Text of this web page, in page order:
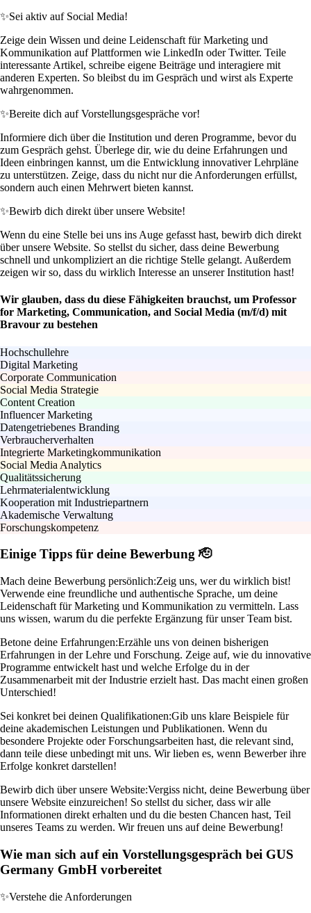
✨Sei aktiv auf Social Media!
Zeige dein Wissen und deine Leidenschaft für Marketing und
Kommunikation auf Plattformen wie LinkedIn oder Twitter. Teile
interessante Artikel, schreibe eigene Beiträge und interagiere mit
anderen Experten. So bleibst du im Gespräch und wirst als Experte
wahrgenommen.
✨Bereite dich auf Vorstellungsgespräche vor!
Informiere dich über die Institution und deren Programme, bevor du
zum Gespräch gehst. Überlege dir, wie du deine Erfahrungen und
Ideen einbringen kannst, um die Entwicklung innovativer Lehrpläne
zu unterstützen. Zeige, dass du nicht nur die Anforderungen erfüllst,
sondern auch einen Mehrwert bieten kannst.
✨Bewirb dich direkt über unsere Website!
Wenn du eine Stelle bei uns ins Auge gefasst hast, bewirb dich direkt
über unsere Website. So stellst du sicher, dass deine Bewerbung
schnell und unkompliziert an die richtige Stelle gelangt. Außerdem
zeigen wir so, dass du wirklich Interesse an unserer Institution hast!
Wir glauben, dass du diese Fähigkeiten brauchst, um Professor
for Marketing, Communication, and Social Media (m/f/d) mit
Bravour zu bestehen
Hochschullehre
Digital Marketing
Corporate Communication
Social Media Strategie
Content Creation
Influencer Marketing
Datengetriebenes Branding
Verbraucherverhalten
Integrierte Marketingkommunikation
Social Media Analytics
Qualitätssicherung
Lehrmaterialentwicklung
Kooperation mit Industriepartnern
Akademische Verwaltung
Forschungskompetenz
Einige Tipps für deine Bewerbung 🫡
Mach deine Bewerbung persönlich:Zeig uns, wer du wirklich bist!
Verwende eine freundliche und authentische Sprache, um deine
Leidenschaft für Marketing und Kommunikation zu vermitteln. Lass
uns wissen, warum du die perfekte Ergänzung für unser Team bist.
Betone deine Erfahrungen:Erzähle uns von deinen bisherigen
Erfahrungen in der Lehre und Forschung. Zeige auf, wie du innovative
Programme entwickelt hast und welche Erfolge du in der
Zusammenarbeit mit der Industrie erzielt hast. Das macht einen großen
Unterschied!
Sei konkret bei deinen Qualifikationen:Gib uns klare Beispiele für
deine akademischen Leistungen und Publikationen. Wenn du
besondere Projekte oder Forschungsarbeiten hast, die relevant sind,
dann teile diese unbedingt mit uns. Wir lieben es, wenn Bewerber ihre
Erfolge konkret darstellen!
Bewirb dich über unsere Website:Vergiss nicht, deine Bewerbung über
unsere Website einzureichen! So stellst du sicher, dass wir alle
Informationen direkt erhalten und du die besten Chancen hast, Teil
unseres Teams zu werden. Wir freuen uns auf deine Bewerbung!
Wie man sich auf ein Vorstellungsgespräch bei GUS
Germany GmbH vorbereitet
✨Verstehe die Anforderungen